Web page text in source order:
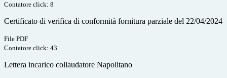
Contatore click: 8
Certificato di verifica di conformità fornitura parziale del 22/04/2024
File PDF
Contatore click: 43
Lettera incarico collaudatore Napolitano